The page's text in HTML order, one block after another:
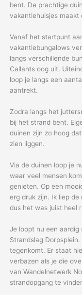
bent. De prachtige
vakantiehuisjes maakt
Vanaf het startpunt
vakantiebungalows
langs verschillende
Callants oog uit.
loop je langs een
aantrekt.
Zodra langs het
bij het strand bent.
duinen zijn zo hoog
zien liggen.
Via de duinen loop je
waar veel mensen
genieten. Op een
erg druk zijn. Ik liep
dus het was juist heel
Je loopt nu een
Strandslag
tegenkomt. Er staat
verbazen als je die
van Wandelnetwerk
strandopgang te